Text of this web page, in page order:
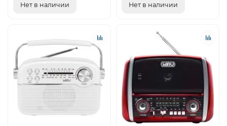
Нет в наличии Нет в наличии